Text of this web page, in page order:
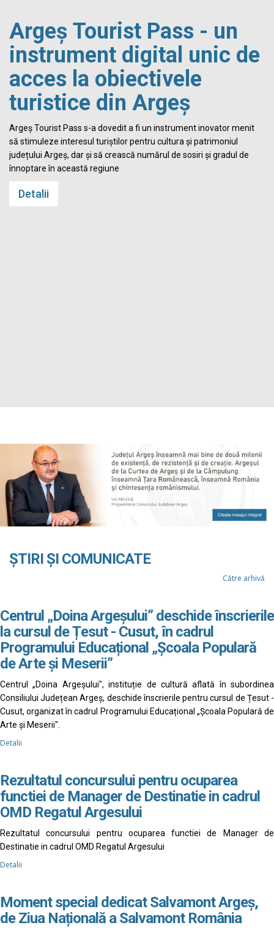
Argeș Tourist Pass - un
instrument digital unic de
acces la obiectivele
turistice din Argeș
Argeș Tourist Pass s-a dovedit a fi un instrument inovator menit
să stimuleze interesul turiștilor pentru cultura și patrimoniul
județului Argeș, dar și să crească numărul de sosiri și gradul de
înnoptare în această regiune
Detalii
ȘTIRI ȘI COMUNICATE
Către arhivă
Centrul „Doina Argeșului” deschide înscrierile
la cursul de Țesut - Cusut, în cadrul
Programului Educațional „Școala Populară
de Arte și Meserii”
Centrul „Doina Argeșului", instituție de cultură aflată în subordinea
Consiliului Județean Argeș, deschide înscrierile pentru cursul de Țesut -
Cusut, organizat în cadrul Programului Educațional „Școala Populară de
Arte și Meserii".
Detalii
Rezultatul concursului pentru ocuparea
functiei de Manager de Destinatie in cadrul
OMD Regatul Argesului
Rezultatul concursului pentru ocuparea functiei de Manager de
Destinatie in cadrul OMD Regatul Argesului
Detalii
Moment special dedicat Salvamont Argeș,
de Ziua Națională a Salvamont România